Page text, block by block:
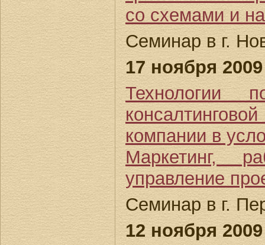
со схемами и
Семинар в г.
17 ноября 2009
Технологии
компании в
Маркетинг,
управление
Семинар в г.
12 ноября 2009